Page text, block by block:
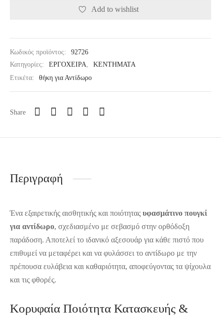
Add to wishlist
Κωδικός προϊόντος:
92726
Κατηγορίες:
ΕΡΓΟΧΕΙΡΑ
ΚΕΝΤΗΜΑΤΑ
Ετικέτα:
θήκη για Αντίδωρο
Share
Περιγραφή
Ένα εξαιρετικής αισθητικής και ποιότητας υφασμάτινο πουγκί
για αντίδωρο, σχεδιασμένο με σεβασμό στην ορθόδοξη
παράδοση. Αποτελεί το ιδανικό αξεσουάρ για κάθε πιστό που
επιθυμεί να μεταφέρει και να φυλάσσει το αντίδωρο με την
πρέπουσα ευλάβεια και καθαριότητα, αποφεύγοντας τα ψίχουλα
και τις φθορές.
Κορυφαία Ποιότητα Κατασκευής &